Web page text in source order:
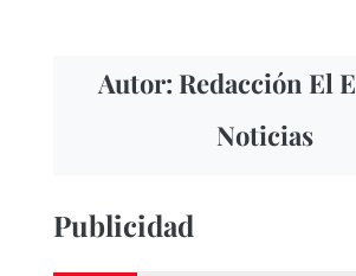
Autor: Redacción El
Noticias
Publicidad